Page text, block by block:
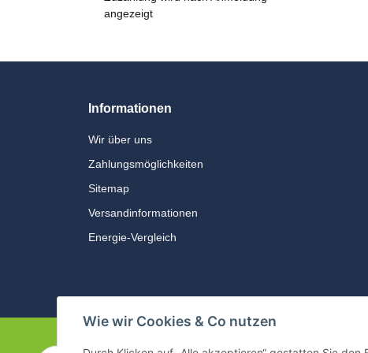
angezeigt
Informationen
Wir über uns
Zahlungsmöglichkeiten
Sitemap
Versandinformationen
Energie-Vergleich
Wie wir Cookies & Co nutzen